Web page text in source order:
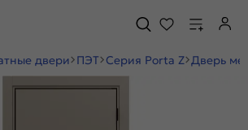
двери ПЭТ Серия Porta Z Дверь